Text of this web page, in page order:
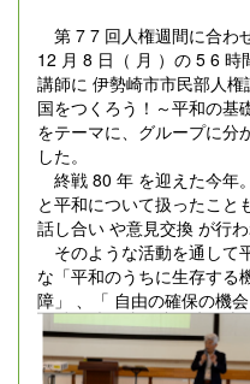
第 7 7 回人権週間に合わ
12 月 8 日（ 月 ）の 5 6 時
講師に 伊勢崎市市民部人
国をつくろう！～平和の基
をテーマに、グループに分
した。
終戦 80 年 を迎えた今年
と平和について扱ったこと
話し合い や意見交換 が行わ
そのような活動を通して
な「平和のうちに生存する
障」 、「 自由の確保の機